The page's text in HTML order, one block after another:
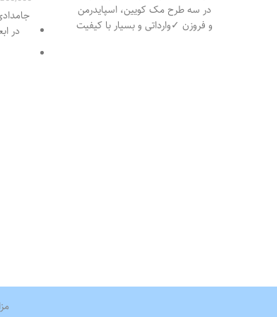
در سه طرح مک کویین، اسپایدرمن
و فروزن ✓وارداتی و بسیار با کیفیت
در ابعاد 22 در